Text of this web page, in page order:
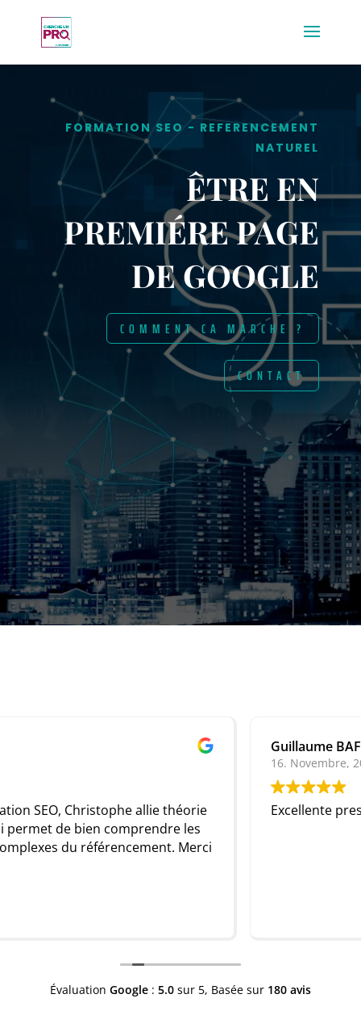
FORMATION SEO - REFERENCEMENT
NATUREL
ÊTRE EN
PREMIÉRE PAGE
DE GOOGLE
COMMENT CA MARCHE ?
CONTACT
Excellente prestation !! Merci !!
Évaluation Google : 5.0 sur 5, Basée sur 180 avis